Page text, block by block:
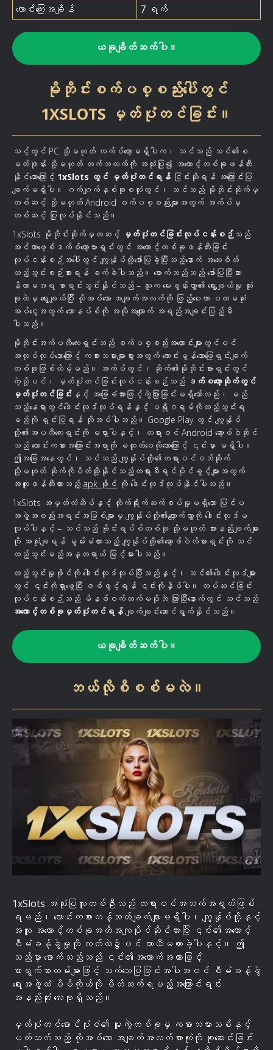
လောင်းကြေးအချိန်
7 ရက်
ယခုချိတ်ဆက်ပါ။
မိုဘိုင်းစက်ပစ္စည်းပေါ်တွင်
1XSLOTS မှတ်ပုံတင်ခြင်း။
သင့်တွင် PC သို့မဟုတ် လက်ပ်တော့မရှိပါက၊ သင်သည် သင်၏စ
မတ်ဖုန်း သို့မဟုတ် တက်ဘလက်ကို အသုံးပြု၍ အကောင့်တစ်ခုဖန်တီး
နိုင်သောကြောင့် 1xSlots တွင် မှတ်ပုံတင်ရန် ငြင်းဆိုရန် အကြောင်းပြ
ချက်မရှိပါ။ ဂက်ဂျက်နှစ်ခုစလုံးတွင်၊ သင်သည် မိုဘိုင်းဆိုက်မှ
တစ်ဆင့် သို့မဟုတ် Android စက်ပစ္စည်းများအတွက် အက်ပ်မှ
တစ်ဆင့် ပြုလုပ်နိုင်သည်။
1xSlots မိုဘိုင်းဆိုက်မှတဆင့် မှတ်ပုံတင်ခြင်းလုပ်ငန်းစဉ်သည်
အင်တာဖေ့စ်ဒက်စ်တော့ဗားရှင်းတွင် အကောင့်တစ်ခုဖန်တီးခြင်း
လုပ်ငန်းစဉ်အပေါ်တွင် ကျွန်ုပ်တို့ဖော်ပြခဲ့ပြီးသည့်နောက် အသေးစိတ်
ထည့်သွင်းစဉ်းစားရန် ခက်ခဲပါသည်။ ဖောက်သည်သည် ဖော်ပြပြီးသား
နိယာမအရ စာရင်းသွင်းနိုင်သည် – သူက မေးခွန်းလွှာ၏ ရွေးချယ်မှု သုံး
ခုထဲမှ ရွေးချယ်ပြီး လိုအပ်သော အချက်အလက်ကို ဖြည့်ပေးကာ ပထမဆုံး
အပ်ငွေအတွက် ဘောနပ်စ်ကို အလိုအလျောက် အရည်အချင်းပြည့်မီ
ပါသည်။
မိုဘိုင်းအက်ပလီကေးရှင်းသည် စက်ပစ္စည်းအဟောင်းများတွင်ပင်
အလုပ်လုပ်သောကြောင့် ကစားသမားများစွာအတွက် ကောင်းမွန်သောဖြေရှင်းချက်
တစ်ခုဖြစ်လိမ့်မည်။ အက်ပ်တွင်၊ ဆိုက်၏မိုဘိုင်းဗားရှင်းတွင်
ကဲ့သို့ပင်၊ မှတ်ပုံတင်ခြင်းလုပ်ငန်းစဉ်သည် ဒက်စတော့ဆိုက်တွင်
မှတ်ပုံတင်ခြင်း နှင့် အခြေခံအားဖြင့်ကွဲပြားခြင်းမရှိသော်လည်း၊ မည်
သည့်နေရာတွင်ဒေါင်းလုဒ်လုပ်ရန်နှင့် ပရိုဂရမ်ကိုထည့်သွင်းရ
မည်ကို ရှင်းပြရန် လိုအပ်ပါသည်။ Google Play တွင် ကျွန်ုပ်
တို့၏အပလီကေးရှင်းကို မရှာပါနှင့်၊ တရားဝင် Android ဆော့ဖ်ဝဲဆိုင်
သည် လောင်းကစားအကြောင်းအရာကို မထုတ်ဝေလိုသောကြောင့် ၎င်းမှာ မရှိပါ။
ဤအခြေအနေတွင်၊ သင်သည် ကျွန်ုပ်တို့၏တရားဝင်ဝဘ်ဆိုက်
သို့မဟုတ် ဆိုက်ကိုပိတ်ဆို့နိုင်သည့်တရားစီရင်ပိုင်ခွင့်များအတွက်
အထူးဖန်တီးထားသည့် apk ဖိုင် ကို ဒေါင်းလုဒ်လုပ်နိုင်ပါသည်။
1xSlots အမှတ်တံဆိပ်နှင့် တိုက်ရိုက်ဆက်စပ်မှုမရှိသော ပြင်ပ
အဖွဲ့အစည်းအရင်းအမြစ်များမှ ကျွန်ုပ်တို့၏လျှောက်လွှာကို ဒေါင်းလုဒ်မ
လုပ်ပါနှင့် – သင်သည် ဗိုင်းရပ်စ်တစ်ခု သို့မဟုတ် အားနည်းချက်များ
ကို အသုံးချရန် မွမ်းမံထားသည့် ကျွန်ုပ်တို့၏ဆော့ဖ်ဝဲလ်ဗားရှင်းကို သင်
ထည့်သွင်းမည့်အန္တရာယ် မြင့်မားပါသည်။
ထည့်သွင်းမှုဖိုင်ကို ဒေါင်းလုဒ်လုပ်ပြီးသည်နှင့်၊ သင်၏ဒေါင်းလုဒ်များ
တွင် ၎င်းကိုရှာဖွေပြီး ဇစ်ဖွင့်ရန် ၎င်းကိုနှိပ်ပါ။ တပ်ဆင်ခြင်း
လုပ်ငန်းစဉ်သည် မိနစ်ဝက်ထက်မပိုဘဲ ကြာပြီးနောက်တွင် သင်သည်
အကောင့်တစ်ခုမှတ်ပုံတင်ရန် ချက်ချင်းဆောင်ရွက်နိုင်သည်။
ယခုချိတ်ဆက်ပါ။
ဘယ်လိုစိစစ်မလဲ။
1xSlots အသုံးပြုသူတစ်ဦးသည် တရားဝင်အသက်အရွယ်ဖြစ်
ရမည်၊ လောင်းကစားကန့်သတ်ချက်များမရှိပါ၊ ကျွန်ုပ်တို့နှင့်
အတူ အကောင့်တစ်ခုအတိအကျပိုင်ဆိုင်ထားပြီး ၎င်း၏အကောင့်
စီမံခန့်ခွဲမှုကို လက်ထဲ၌ပင် ယာယီမထားခဲ့ပါနှင့်။ ဤ
သည်မှာ ဖောက်သည်သည် ၎င်း၏အထောက်အထားဖြင့်
စာရွက်စာတမ်းများဖြင့် သက်သေပြခြင်းအပါအဝင် စီမံခန့်ခွဲ
ရေးအဖွဲ့ထံ မိမိကိုယ်ကို မိတ်ဆက်ရမည့်အကြောင်းရင်း
အနည်းဆုံး လေးခုရှိသည်။
မှတ်ပုံတင်ဖောင်ပုံစံ၏ မူကွဲတစ်ခုမှ ကစားသမားသစ်နှင့်
ပတ်သက်သည့် လိုအပ်သော အချက်အလက်အားလုံးကို စုဆောင်းခြင်း